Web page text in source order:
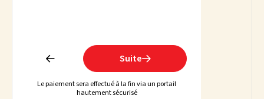
 Suite
Le paiement sera effectué à la fin via un portail
hautement sécurisé